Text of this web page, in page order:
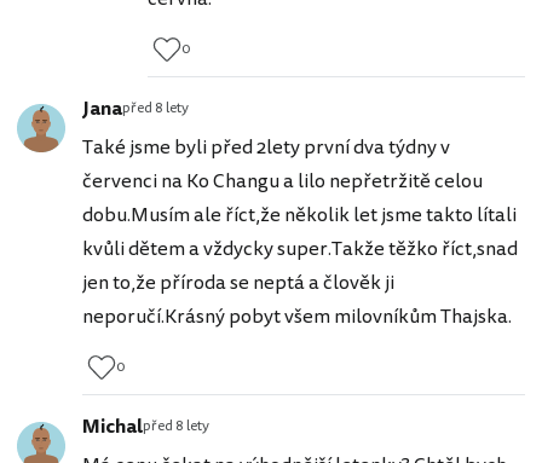
0
Janapřed 8 lety
Také jsme byli před 2lety první dva týdny v
červenci na Ko Changu a lilo nepřetržitě celou
dobu.Musím ale říct,že několik let jsme takto lítali
kvůli dětem a vždycky super.Takže těžko říct,snad
jen to,že příroda se neptá a člověk ji
neporučí.Krásný pobyt všem milovníkům Thajska.
0
Michalpřed 8 lety